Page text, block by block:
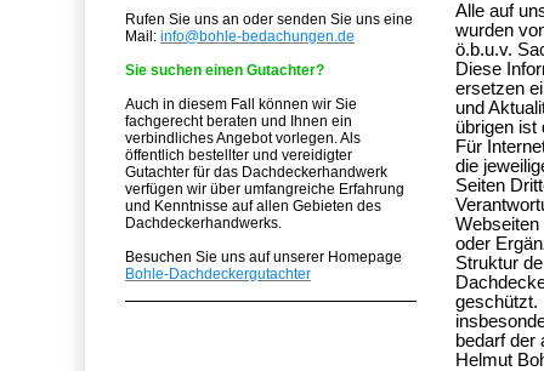
Alle auf
wurden
ö.b.u.v.
Diese
ersetzen
und
übrigen ist
Für
die
Seiten
Webseiten
oder
Struktur
geschützt.
bedarf der
Helmut
Rufen Sie uns an oder senden Sie uns eine
Mail: info@bohle-bedachungen.de
Sie suchen einen Gutachter?
Auch in diesem Fall können wir Sie
fachgerecht beraten und Ihnen ein
verbindliches Angebot vorlegen. Als
öffentlich bestellter und vereidigter
Gutachter für das Dachdeckerhandwerk
verfügen wir über umfangreiche Erfahrung
und Kenntnisse auf allen Gebieten des
Dachdeckerhandwerks.
Besuchen Sie uns auf unserer Homepage
Bohle-Dachdeckergutachter